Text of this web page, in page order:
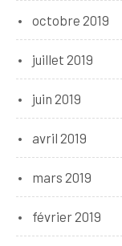
octobre 2019
juillet 2019
juin 2019
avril 2019
mars 2019
février 2019